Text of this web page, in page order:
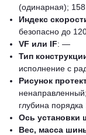
(одинарная);
Индекс
безопасно до
VF или IF: —
Тип
исполнение с
Рисунок
глубина
Ось установки
Вес, масса